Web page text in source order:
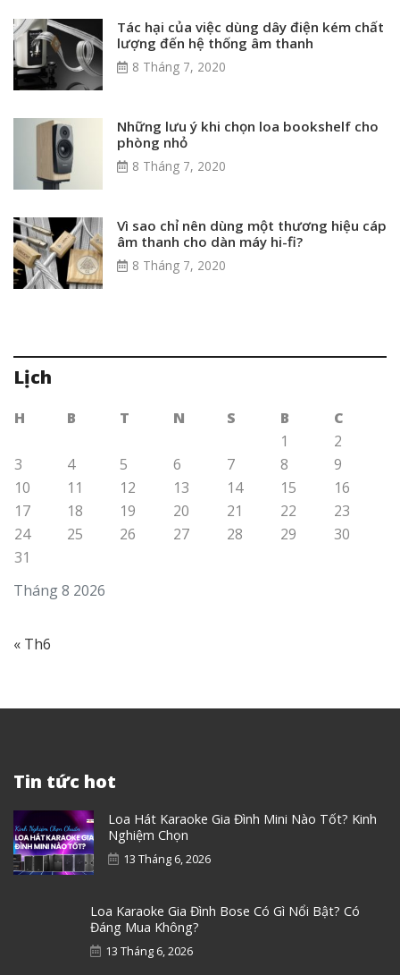
Tác hại của việc dùng dây điện kém chất
lượng đến hệ thống âm thanh
8 Tháng 7, 2020
Những lưu ý khi chọn loa bookshelf cho
phòng nhỏ
8 Tháng 7, 2020
Vì sao chỉ nên dùng một thương hiệu cáp
âm thanh cho dàn máy hi-fi?
8 Tháng 7, 2020
Lịch
Tháng 8 2026
H B T N S B
C
1
2
3
4 5 6 7 8
9
10
11 12 13 14 15
16
17
18 19 20 21 22
23
24
25 26 27 28 29
30
31
« Th6
Tin tức hot
Loa Hát Karaoke Gia Đình Mini Nào Tốt? Kinh
Nghiệm Chọn
13 Tháng 6, 2026
Loa Karaoke Gia Đình Bose Có Gì Nổi Bật? Có
Đáng Mua Không?
13 Tháng 6, 2026